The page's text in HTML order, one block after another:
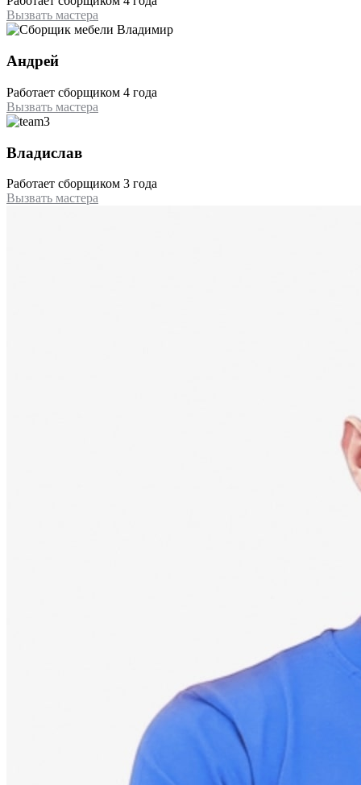
Вызвать мастера
Андрей
Работает сборщиком 4 года
Вызвать мастера
Владислав
Работает сборщиком 3 года
Вызвать мастера